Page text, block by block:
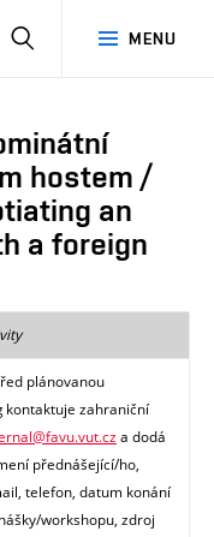
MENU
hostem /
an
a foreign
plánovanou
kontaktuje zahraniční
a dodá
přednášející/ho,
telefon, datum konání
workshopu, zdroj